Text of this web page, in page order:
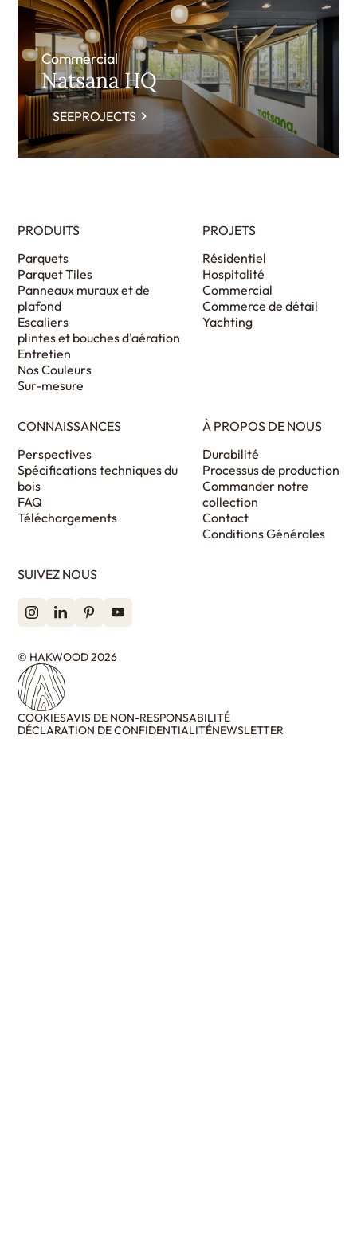
Commercial
Natsana HQ
SEEPROJECTS
PRODUITS
Parquets
Parquet Tiles
Panneaux muraux et de
plafond
Escaliers
plintes et bouches d'aération
Entretien
Nos Couleurs
Sur-mesure
PROJETS
Résidentiel
Hospitalité
Commercial
Commerce de détail
Yachting
CONNAISSANCES
Perspectives
Spécifications techniques du
bois
FAQ
Téléchargements
À PROPOS DE NOUS
Durabilité
Processus de production
Commander notre
collection
Contact
Conditions Générales
SUIVEZ NOUS
© HAKWOOD 2026
COOKIESAVIS DE NON-RESPONSABILITÉ
DÉCLARATION DE CONFIDENTIALITÉNEWSLETTER